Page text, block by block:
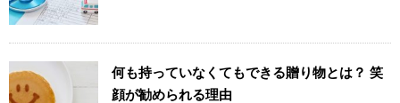
何も持っていなくてもできる贈り物とは？ 笑
顔が勧められる理由